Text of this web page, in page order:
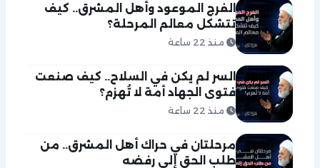
الفرج الموعود وأهل المشرق.. كيف
تتشكل معالم المرحلة؟
منذ 22 ساعة
السر لم يكن في السلاح.. كيف صنعت
فتوى الجهاد أمة لا تُهزم؟
منذ 22 ساعة
مرحلتان في حراك أهل المشرق.. من
طلب الحق إلى رفضه